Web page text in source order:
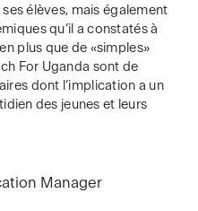
élèves, mais également
qu’il a constatés à
plus que de «simples»
For Uganda sont de
dont l’implication a un
des jeunes et leurs
Manager